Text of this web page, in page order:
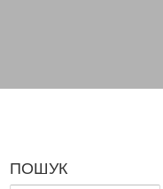
ПОШУК